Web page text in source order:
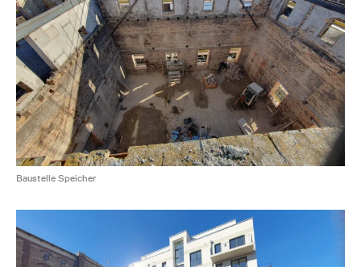
Baustelle Speicher